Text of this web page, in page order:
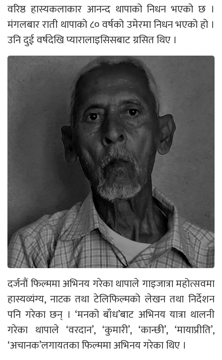
वरिष्ठ हास्यकलाकार आनन्द थापाको निधन भएको छ ।
मंगलबार राती थापाको ८० वर्षको उमेरमा निधन भएको हो ।
उनि दुई वर्षदेखि प्यारालाइसिसबाट ग्रसित थिए ।
दर्जनौं फिल्ममा अभिनय गरेका थापाले गाइजात्रा महोत्सवमा
हास्यव्यंग्य, नाटक तथा टेलिफिल्मको लेखन तथा निर्देशन
पनि गरेका छन् । ‘मनको बाँध’बाट अभिनय यात्रा थालनी
गरेका थापाले ‘वरदान’, ‘कुमारी’, ‘कान्छी’, ‘मायाप्रीति’,
‘अचानक’लगायतका फिल्ममा अभिनय गरेका थिए ।